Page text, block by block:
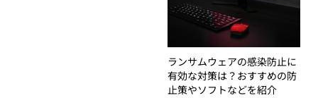
ランサムウェアの感染防止に
有効な対策は？おすすめの防
止策やソフトなどを紹介